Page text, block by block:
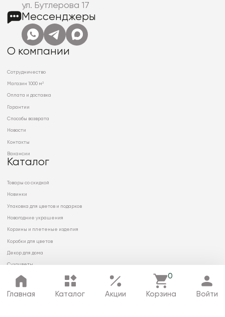
Главная Каталог Акции
0
Корзина Войти
ул. Бутлерова 17
Мессенджеры
О компании
Сотрудничество
Магазин 1000 м²
Оплата и доставка
Гарантии
Способы возврата
Новости
Контакты
Вакансии
Каталог
Товары со скидкой
Новинки
Упаковка для цветов и подарков
Новогодние украшения
Корзины и плетеные изделия
Коробки для цветов
Декор для дома
Сухоцветы
© 2026 ООО «МИРРЭЙ»